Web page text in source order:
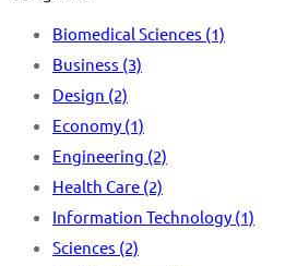
Biomedical Sciences (1)
Business (3)
Design (2)
Economy (1)
Engineering (2)
Health Care (2)
Information Technology (1)
Sciences (2)